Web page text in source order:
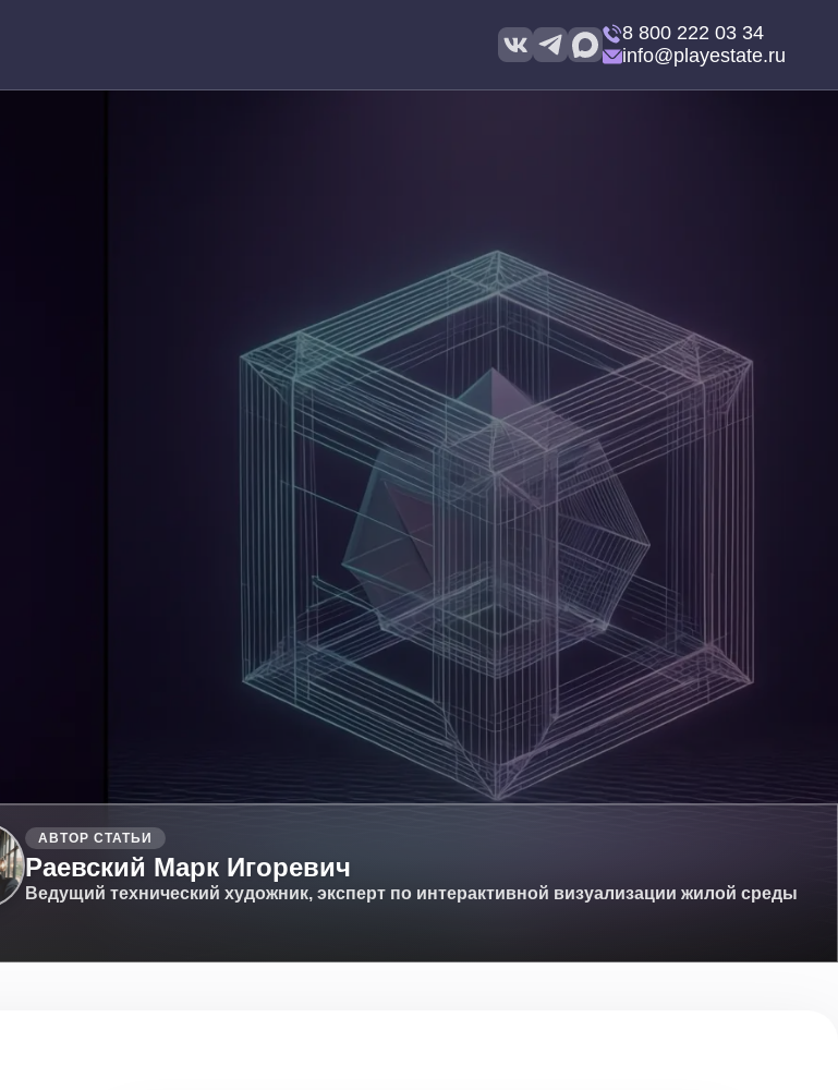
8 800 222 03 34
info@playestate.ru
АВТОР СТАТЬИ
Раевский Марк Игоревич
Ведущий технический художник, эксперт по интерактивной визуализации жилой среды